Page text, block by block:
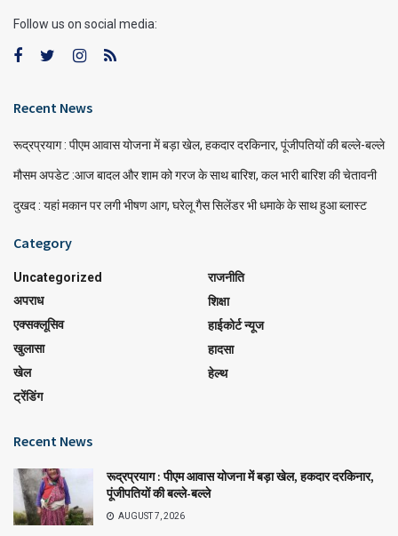
Follow us on social media:
Recent News
रूद्रप्रयाग : पीएम आवास योजना में बड़ा खेल, हकदार दरकिनार, पूंजीपतियों की बल्ले-बल्ले
मौसम अपडेट :आज बादल और शाम को गरज के साथ बारिश, कल भारी बारिश की चेतावनी
दुखद : यहां मकान पर लगी भीषण आग, घरेलू गैस सिलेंडर भी धमाके के साथ हुआ ब्लास्ट
Category
Uncategorized
अपराध
एक्सक्लूसिव
खुलासा
खेल
ट्रेंडिंग
राजनीति
शिक्षा
हाईकोर्ट न्यूज
हादसा
हेल्थ
Recent News
रूद्रप्रयाग : पीएम आवास योजना में बड़ा खेल, हकदार दरकिनार,
पूंजीपतियों की बल्ले-बल्ले
AUGUST 7, 2026